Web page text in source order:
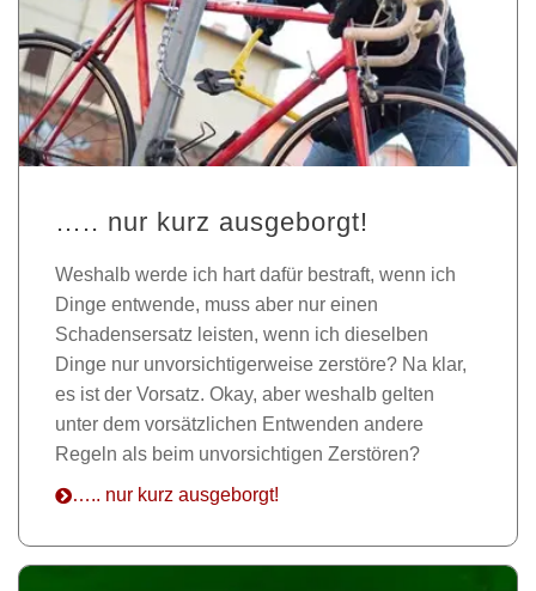
….. nur kurz ausgeborgt!
Weshalb werde ich hart dafür bestraft, wenn ich
Dinge entwende, muss aber nur einen
Schadensersatz leisten, wenn ich dieselben
Dinge nur unvorsichtigerweise zerstöre? Na klar,
es ist der Vorsatz. Okay, aber weshalb gelten
unter dem vorsätzlichen Entwenden andere
Regeln als beim unvorsichtigen Zerstören?
….. nur kurz ausgeborgt!